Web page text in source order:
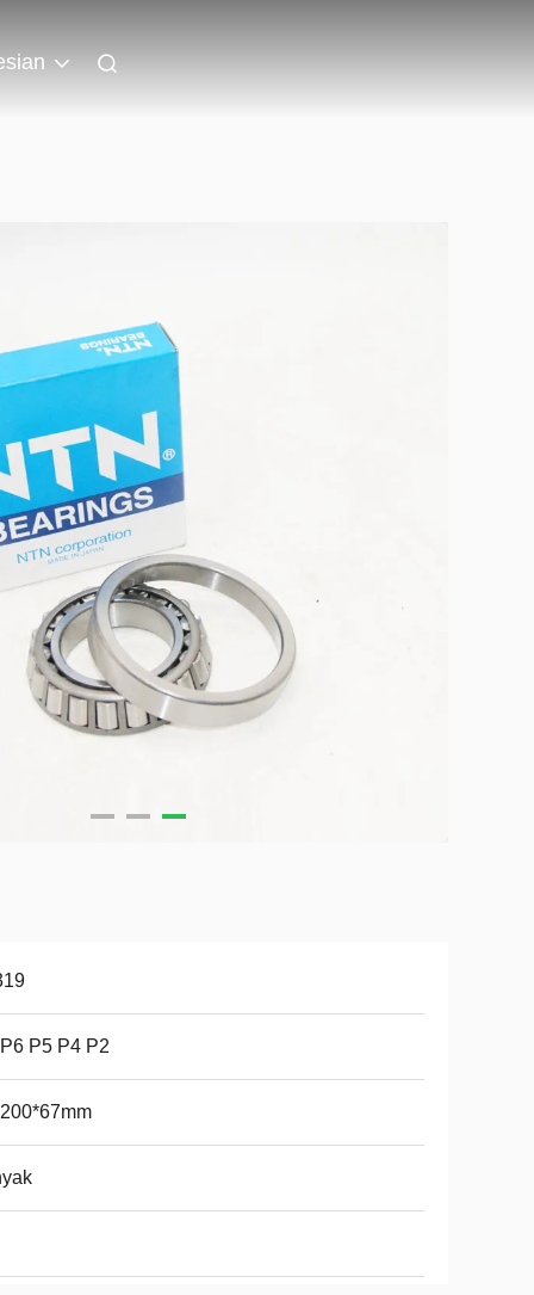
P5 P4 P2